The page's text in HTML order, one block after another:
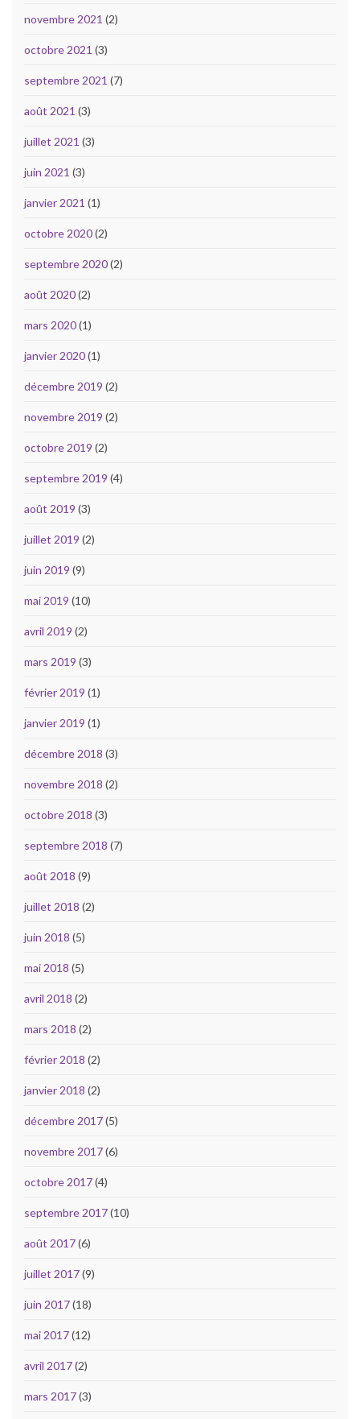
novembre 2021 (2)
octobre 2021 (3)
septembre 2021 (7)
août 2021 (3)
juillet 2021 (3)
juin 2021 (3)
janvier 2021 (1)
octobre 2020(2)
septembre 2020(2)
août 2020(2)
mars 2020(1)
janvier 2020(1)
décembre 2019 (2)
novembre 2019 (2)
octobre 2019 (2)
septembre 2019 (4)
août 2019 (3)
juillet 2019 (2)
juin 2019 (9)
mai 2019 (10)
avril 2019 (2)
mars 2019 (3)
février 2019 (1)
janvier 2019 (1)
décembre 2018 (3)
novembre 2018 (2)
octobre 2018 (3)
septembre 2018 (7)
août 2018 (9)
juillet 2018 (2)
juin 2018 (5)
mai 2018 (5)
avril 2018 (2)
mars 2018 (2)
février 2018 (2)
janvier 2018 (2)
décembre 2017(5)
novembre 2017(6)
octobre 2017(4)
septembre 2017(10)
août 2017(6)
juillet 2017(9)
juin 2017(18)
mai 2017(12)
avril 2017(2)
mars 2017(3)